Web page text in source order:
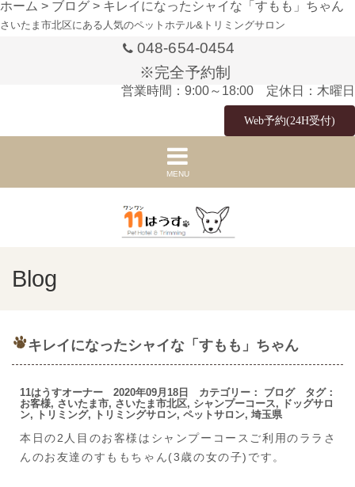
ホーム > ブログ > キレイになったシャイな「すもも」ちゃん
さいたま市北区にある人気のペットホテル&トリミングサロン
048-654-0454
※完全予約制
営業時間：9:00～18:00 定休日：木曜日
Web予約(24H受付)
MENU
Blog
キレイになったシャイな「すもも」ちゃん
11はうすオーナー 2020年09月18日 カテゴリー： ブログタグ：
お客様, さいたま市, さいたま市北区, シャンプーコース,
ドッグサロ
ン, トリミング, トリミングサロン, ペットサロン, 埼玉県
本日の2人目のお客様はシャンプーコースご利用のララさ
んのお友達のすももちゃん(3歳の女の子)です。